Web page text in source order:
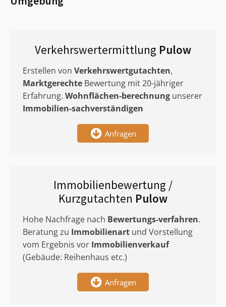
Verkehrswertermittlung Pulow
Erstellen von Verkehrswertgutachten,
Marktgerechte Bewertung mit 20-jähriger
Erfahrung. Wohnflächen-berechnung unserer
Immobilien-sachverständigen
Anfragen
Immobilienbewertung /
Kurzgutachten Pulow
Hohe Nachfrage nach Bewertungs-verfahren.
Beratung zu Immobilienart und Vorstellung
vom Ergebnis vor Immobilienverkauf
(Gebäude: Reihenhaus etc.)
Anfragen